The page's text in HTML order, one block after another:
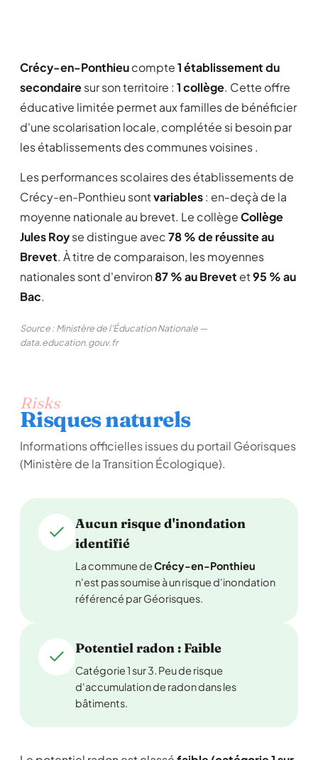
Crécy-en-Ponthieucompte1 établissement du
secondairesur son territoire : 1 collège. Cette offre
éducative limitée permet aux familles de bénéficier
d'une scolarisation locale, complétée si besoin par
les établissements des communes voisines .
Les performances scolaires des établissements de
Crécy-en-Ponthieu sontvariables: en-deçà de la
moyenne nationale au brevet. Le collègeCollège
Jules Royse distingue avec78 % de réussite au
Brevet. À titre de comparaison, les moyennes
nationales sont d'environ87 % au Brevet et95 % au
Bac.
Source : Ministère de l'Éducation Nationale —
data.education.gouv.fr
Risks
Risques naturels
Informations officielles issues du portail Géorisques
(Ministère de la Transition Écologique).
Aucun risque d'inondation
identifié
La commune deCrécy-en-Ponthieu
n'est pas soumise à un risque d'inondation
référencé par Géorisques.
Potentiel radon : Faible
Catégorie 1 sur 3. Peu de risque
d'accumulation de radon dans les
bâtiments.